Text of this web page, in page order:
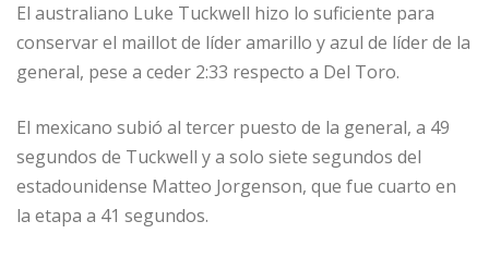
El australiano Luke Tuckwell hizo lo suficiente para
conservar el maillot de líder amarillo y azul de líder de la
general, pese a ceder 2:33 respecto a Del Toro.
El mexicano subió al tercer puesto de la general, a 49
segundos de Tuckwell y a solo siete segundos del
estadounidense Matteo Jorgenson, que fue cuarto en
la etapa a 41 segundos.